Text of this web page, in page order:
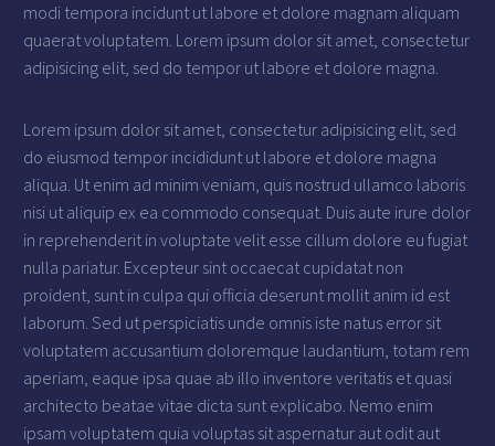
modi tempora incidunt ut labore et dolore magnam aliquam
quaerat voluptatem. Lorem ipsum dolor sit amet, consectetur
adipisicing elit, sed do tempor ut labore et dolore magna.
Lorem ipsum dolor sit amet, consectetur adipisicing elit, sed
do eiusmod tempor incididunt ut labore et dolore magna
aliqua. Ut enim ad minim veniam, quis nostrud ullamco laboris
nisi ut aliquip ex ea commodo consequat. Duis aute irure dolor
in reprehenderit in voluptate velit esse cillum dolore eu fugiat
nulla pariatur. Excepteur sint occaecat cupidatat non
proident, sunt in culpa qui officia deserunt mollit anim id est
laborum. Sed ut perspiciatis unde omnis iste natus error sit
voluptatem accusantium doloremque laudantium, totam rem
aperiam, eaque ipsa quae ab illo inventore veritatis et quasi
architecto beatae vitae dicta sunt explicabo. Nemo enim
ipsam voluptatem quia voluptas sit aspernatur aut odit aut